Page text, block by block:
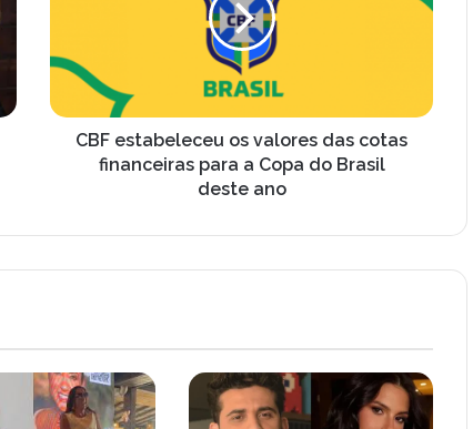
a
e
u
l
o
r
e
CBF estabeleceu os valores das cotas
financeiras para a Copa do Brasil
deste ano